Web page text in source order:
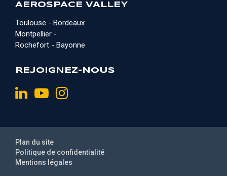
AEROSPACE VALLEY
Toulouse - Bordeaux
Montpellier -
Rochefort - Bayonne
REJOIGNEZ-NOUS
Mentions légales
Politique de confidentialité
Plan du site